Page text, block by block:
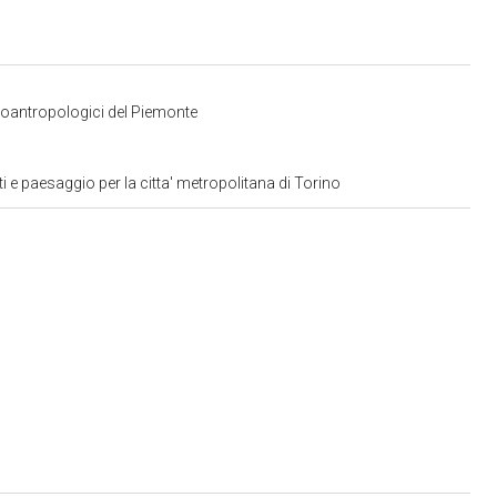
del Piemonte
e paesaggio per la citta' metropolitana di Torino